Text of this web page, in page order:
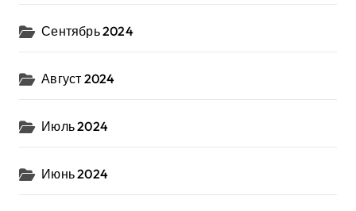
Сентябрь 2024
Август 2024
Июль 2024
Июнь 2024